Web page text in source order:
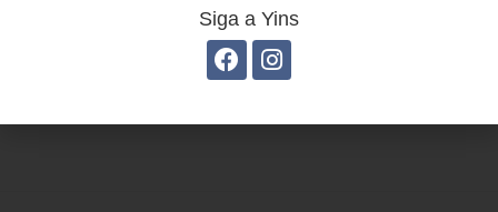
Estojo juvenil YS41026 Estojo juvenil YS27099
Siga a Yins